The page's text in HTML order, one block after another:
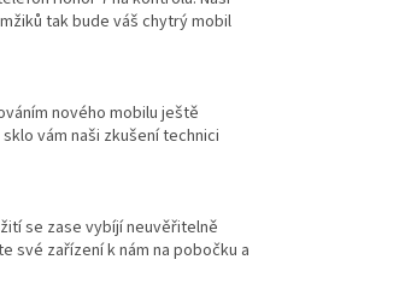
tak bude váš chytrý mobil
nového mobilu ještě
vám naši zkušení technici
se zase vybíjí neuvěřitelně
své zařízení k nám na pobočku a